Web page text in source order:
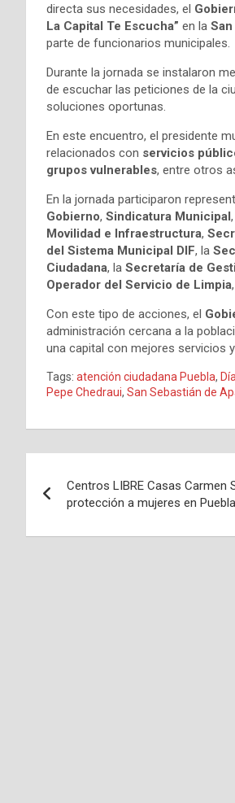
directa sus necesidades, el
La Capital Te Escucha” en la
parte de funcionarios municipales.
Durante la jornada se instalaron
de escuchar las peticiones de la
soluciones oportunas.
En este encuentro, el presidente
relacionados con servicios
grupos vulnerables, entre otros
En la jornada participaron
Gobierno, Sindicatura Municipal,
Movilidad e Infraestructura,
del Sistema Municipal DIF, la
Ciudadana, la Secretaría de
Operador del Servicio de Limpia
Con este tipo de acciones, el
administración cercana a la
una capital con mejores servicios
Tags: atención ciudadana Puebla,
Pepe Chedraui, San Sebastián de
de
entradas
Centros LIBRE Casas Carmen
protección a mujeres en Puebla